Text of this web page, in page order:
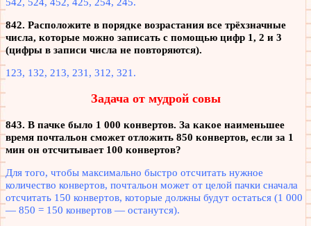
842. Расположите в порядке возрастания все трёхзначные
числа, которые можно записать с помощью цифр 1, 2 и 3
(цифры в записи числа не повторяются).
123, 132, 213, 231, 312, 321.
Задача от мудрой совы
843. В пачке было 1 000 конвертов. За какое наименьшее
время почтальон сможет отложить 850 конвертов, если за 1
мин он отсчитывает 100 конвертов?
Для того, чтобы максимально быстро отсчитать нужное
количество конвертов, почтальон может от целой пачки сначала
отсчитать 150 конвертов, которые должны будут остаться (1 000
— 850 = 150 конвертов — останутся).